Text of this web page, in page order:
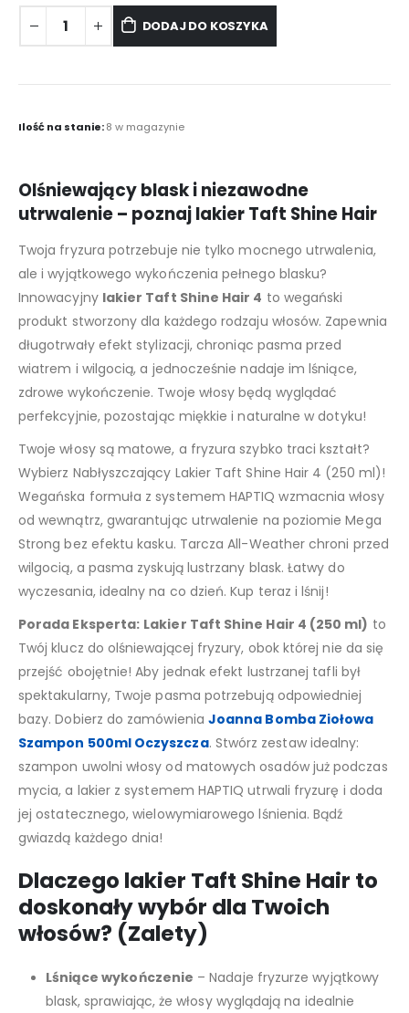
DODAJ DO KOSZYKA
Ilość na stanie:8 w magazynie
Olśniewający blask i niezawodne
utrwalenie – poznaj lakier Taft Shine Hair
Twoja fryzura potrzebuje nie tylko mocnego utrwalenia,
ale i wyjątkowego wykończenia pełnego blasku?
Innowacyjny lakier Taft Shine Hair 4 to wegański
produkt stworzony dla każdego rodzaju włosów. Zapewnia
długotrwały efekt stylizacji, chroniąc pasma przed
wiatrem i wilgocią, a jednocześnie nadaje im lśniące,
zdrowe wykończenie. Twoje włosy będą wyglądać
perfekcyjnie, pozostając miękkie i naturalne w dotyku!
Twoje włosy są matowe, a fryzura szybko traci kształt?
Wybierz Nabłyszczający Lakier Taft Shine Hair 4 (250 ml)!
Wegańska formuła z systemem HAPTIQ wzmacnia włosy
od wewnątrz, gwarantując utrwalenie na poziomie Mega
Strong bez efektu kasku. Tarcza All-Weather chroni przed
wilgocią, a pasma zyskują lustrzany blask. Łatwy do
wyczesania, idealny na co dzień. Kup teraz i lśnij!
Porada Eksperta: Lakier Taft Shine Hair 4 (250 ml) to
Twój klucz do olśniewającej fryzury, obok której nie da się
przejść obojętnie! Aby jednak efekt lustrzanej tafli był
spektakularny, Twoje pasma potrzebują odpowiedniej
bazy. Dobierz do zamówienia Joanna Bomba Ziołowa
Szampon 500ml Oczyszcza. Stwórz zestaw idealny:
szampon uwolni włosy od matowych osadów już podczas
mycia, a lakier z systemem HAPTIQ utrwali fryzurę i doda
jej ostatecznego, wielowymiarowego lśnienia. Bądź
gwiazdą każdego dnia!
Dlaczego lakier Taft Shine Hair to
doskonały wybór dla Twoich
włosów? (Zalety)
Lśniące wykończenie – Nadaje fryzurze wyjątkowy
blask, sprawiając, że włosy wyglądają na idealnie